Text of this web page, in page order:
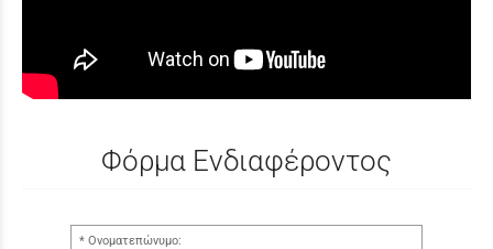
Φόρμα Ενδιαφέροντος
Ονοματεπώνυμο: